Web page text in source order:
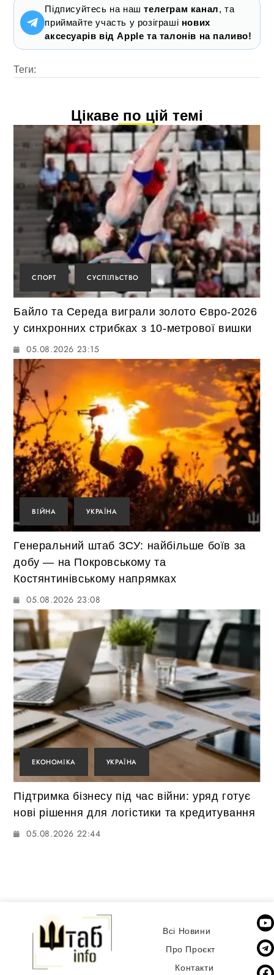
Підписуйтесь на наштелеграм канал, та
приймайте участь у розіграші нових
аксесуарів від Apple та талонів на паливо!
Теги:
Цікаве по цій темі
СПОРТ СУСПІЛЬСТВО
Байло та Середа виграли золото Євро-2026
у синхронних стрибках з 10-метрової вишки
05.08.2026 23:15
ВІЙНА УКРАЇНА
Генеральний штаб ЗСУ: найбільше боїв за
добу — на Покровському та
Костянтинівському напрямках
05.08.2026 23:08
ЕКОНОМІКА УКРАЇНА
Підтримка бізнесу під час війни: уряд готує
нові рішення для логістики та кредитування
05.08.2026 22:44
Всі Новини
Про Проєкт
Контакти